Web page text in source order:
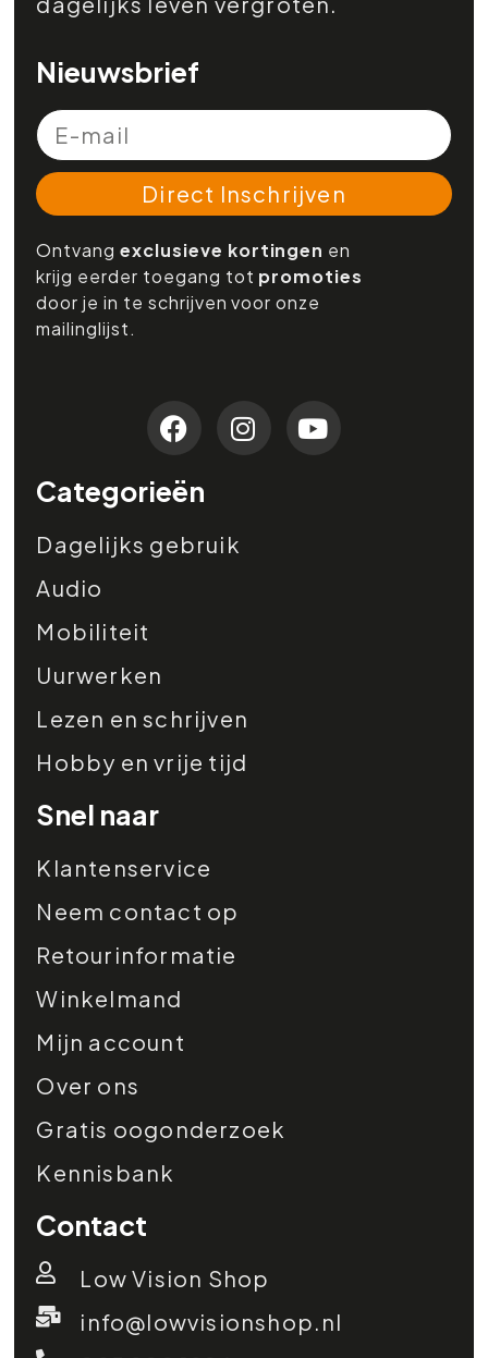
Nieuwsbrief
Direct Inschrijven
Ontvangexclusieve kortingen en
krijg eerder toegang tot promoties
door je in te schrijven voor onze
mailinglijst.
Categorieën
Dagelijks gebruik
Audio
Mobiliteit
Uurwerken
Lezen en schrijven
Hobby en vrije tijd
Snel naar
Klantenservice
Neem contact op
Retourinformatie
Winkelmand
Mijn account
Over ons
Gratis oogonderzoek
Kennisbank
Contact
Low Vision Shop
info@lowvisionshop.nl